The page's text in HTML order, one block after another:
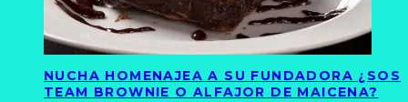
NUCHA HOMENAJEA A SU FUNDADORA ¿SOS
TEAM BROWNIE O ALFAJOR DE MAICENA?